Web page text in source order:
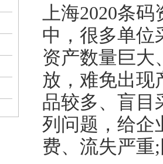
上海2020条
中，很多单位
资产数量巨大
放，难免出现
品较多、盲目
列问题，给企
费、流失严重